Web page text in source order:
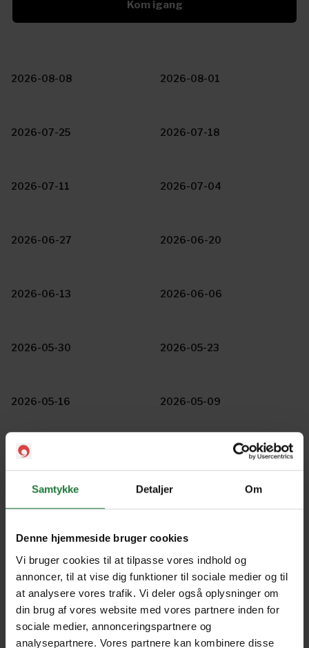
Samtykke Detaljer Om
Denne hjemmeside bruger cookies
Vi bruger cookies til at tilpasse vores indhold og
annoncer, til at vise dig funktioner til sociale medier og til
at analysere vores trafik. Vi deler også oplysninger om
din brug af vores website med vores partnere inden for
sociale medier, annonceringspartnere og
analysepartnere. Vores partnere kan kombinere disse
Prøv en måned gratis
Kom igang
2026-08-08 2026-08-01
2026-07-25 2026-07-18
2026-07-11 2026-07-04
2026-06-27 2026-06-20
2026-06-13 2026-06-06
2026-05-30 2026-05-23
2026-05-16 2026-05-09
2026-05-02
2026-04-18 2026-04-11
2026-04-04 2026-03-28
2026-03-21 2026-03-14